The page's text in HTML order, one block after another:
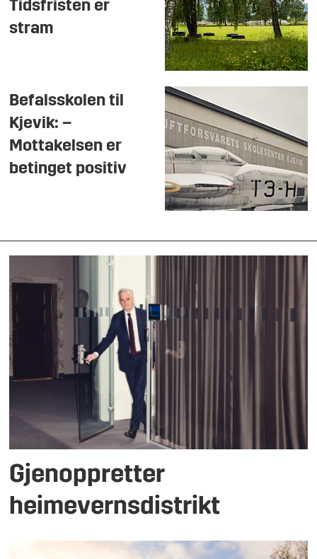
Tidsfristen er
stram
Befalsskolen til
Kjevik: –
Mottakelsen er
betinget positiv
Gjenoppretter
heimevernsdistrikt